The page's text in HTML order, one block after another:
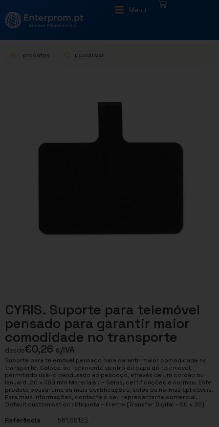
Menu
produtos
CYRIS. Suporte para telemóvel
pensado para garantir maior
comodidade no transporte
desde€0,26 s/IVA
Suporte para telemóvel pensado para garantir maior comodidade no
transporte. Coloca-se facilmente dentro da capa do telemóvel,
permitindo usá-lo pendurado ao pescoço, através de um cordão ou
lanyard. 20 x 480 mm Materials : – Selos, certificações e normas: Este
produto possui uma ou mais certificações, selos ou normas aplicáveis.
Para mais informações, contacte o seu representante comercial.
Default customisation : Etiqueta – Frente (Transfer Digital – 50 x 30)
Referência
561.95123